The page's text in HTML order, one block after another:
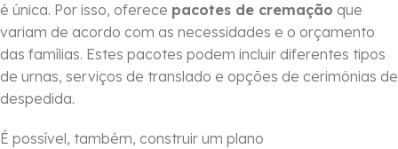
é única. Por isso, oferece pacotes de cremação que
variam de acordo com as necessidades e o orçamento
das famílias. Estes pacotes podem incluir diferentes tipos
de urnas, serviços de translado e opções de cerimônias de
despedida.
É possível, também, construir um plano